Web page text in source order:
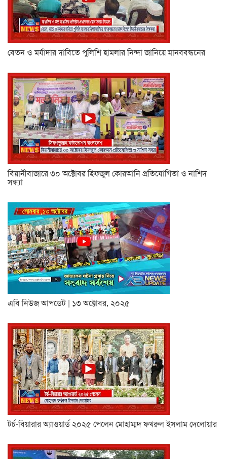
বেতন ও মর্যাদার দাবিতে পুলিশি হামলার নিন্দা জানিয়ে মানববন্ধনের
বিয়ানীবাজারে ৩০ অক্টোবর হিফজুল কোরআনি প্রতিযোগিতা ও নাশিদ
সন্ধ্যা
এবি নিউজ আপডেট | ১৩ অক্টোবর, ২০২৫
টর্চ-বিয়ারার অ্যাওয়ার্ড ২০২৫ পেলেন মোহাম্মদ ফখরুল ইসলাম দেলোয়ার